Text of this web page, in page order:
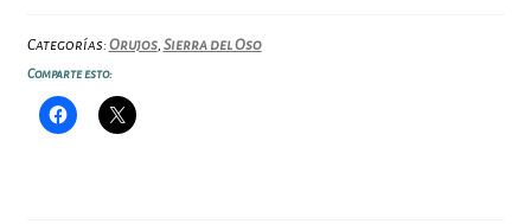
a
yogur
Botellín
50ml
Categorías:Orujos, Sierra del Oso
Comparte esto: